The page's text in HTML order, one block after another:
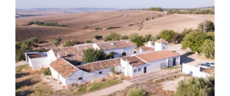
Bornos
El Frente Popular. Ubrique, febrero-julio 1936
Juntar las letras. La alfabetización en el campo: del
afán de saber a la autogestión